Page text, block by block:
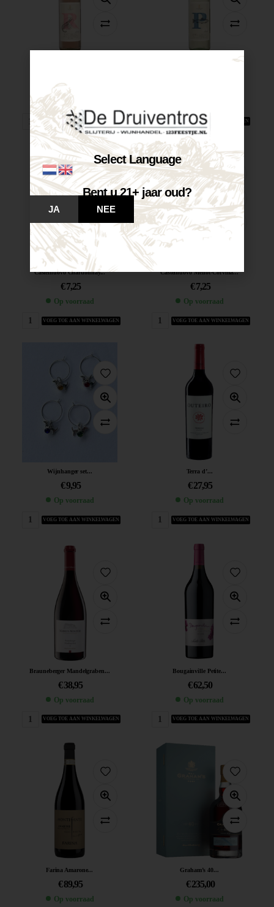
€7,25
Op voorraad
VOEG TOE AAN WINKELWAGEN VOEG TOE AAN WINKELWAGEN
Castelnuovo Chardonnay...
€ 7,25
Op voorraad
VOEG TOE AAN WINKELWAGEN
Castelnuovo Merlot-Corvina...
€ 7,25
Op voorraad
VOEG TOE AAN WINKELWAGEN
Wijnhanger set...
€9,95
Op voorraad
VOEG TOE AAN WINKELWAGEN
Terra d’...
€27,95
Op voorraad
VOEG TOE AAN WINKELWAGEN
Brauneberger Mandelgraben...
€38,95
Op voorraad
VOEG TOE AAN WINKELWAGEN
Bougainville Petite...
€62,50
Op voorraad
VOEG TOE AAN WINKELWAGEN
Farina Amarone...
€89,95
Op voorraad
Graham’s 40...
€ 235,00
Op voorraad
Select Language
Bent u 21+ jaar oud?
JA NEE